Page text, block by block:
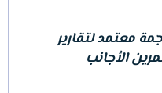
معتمد لتقارير
الأجانب